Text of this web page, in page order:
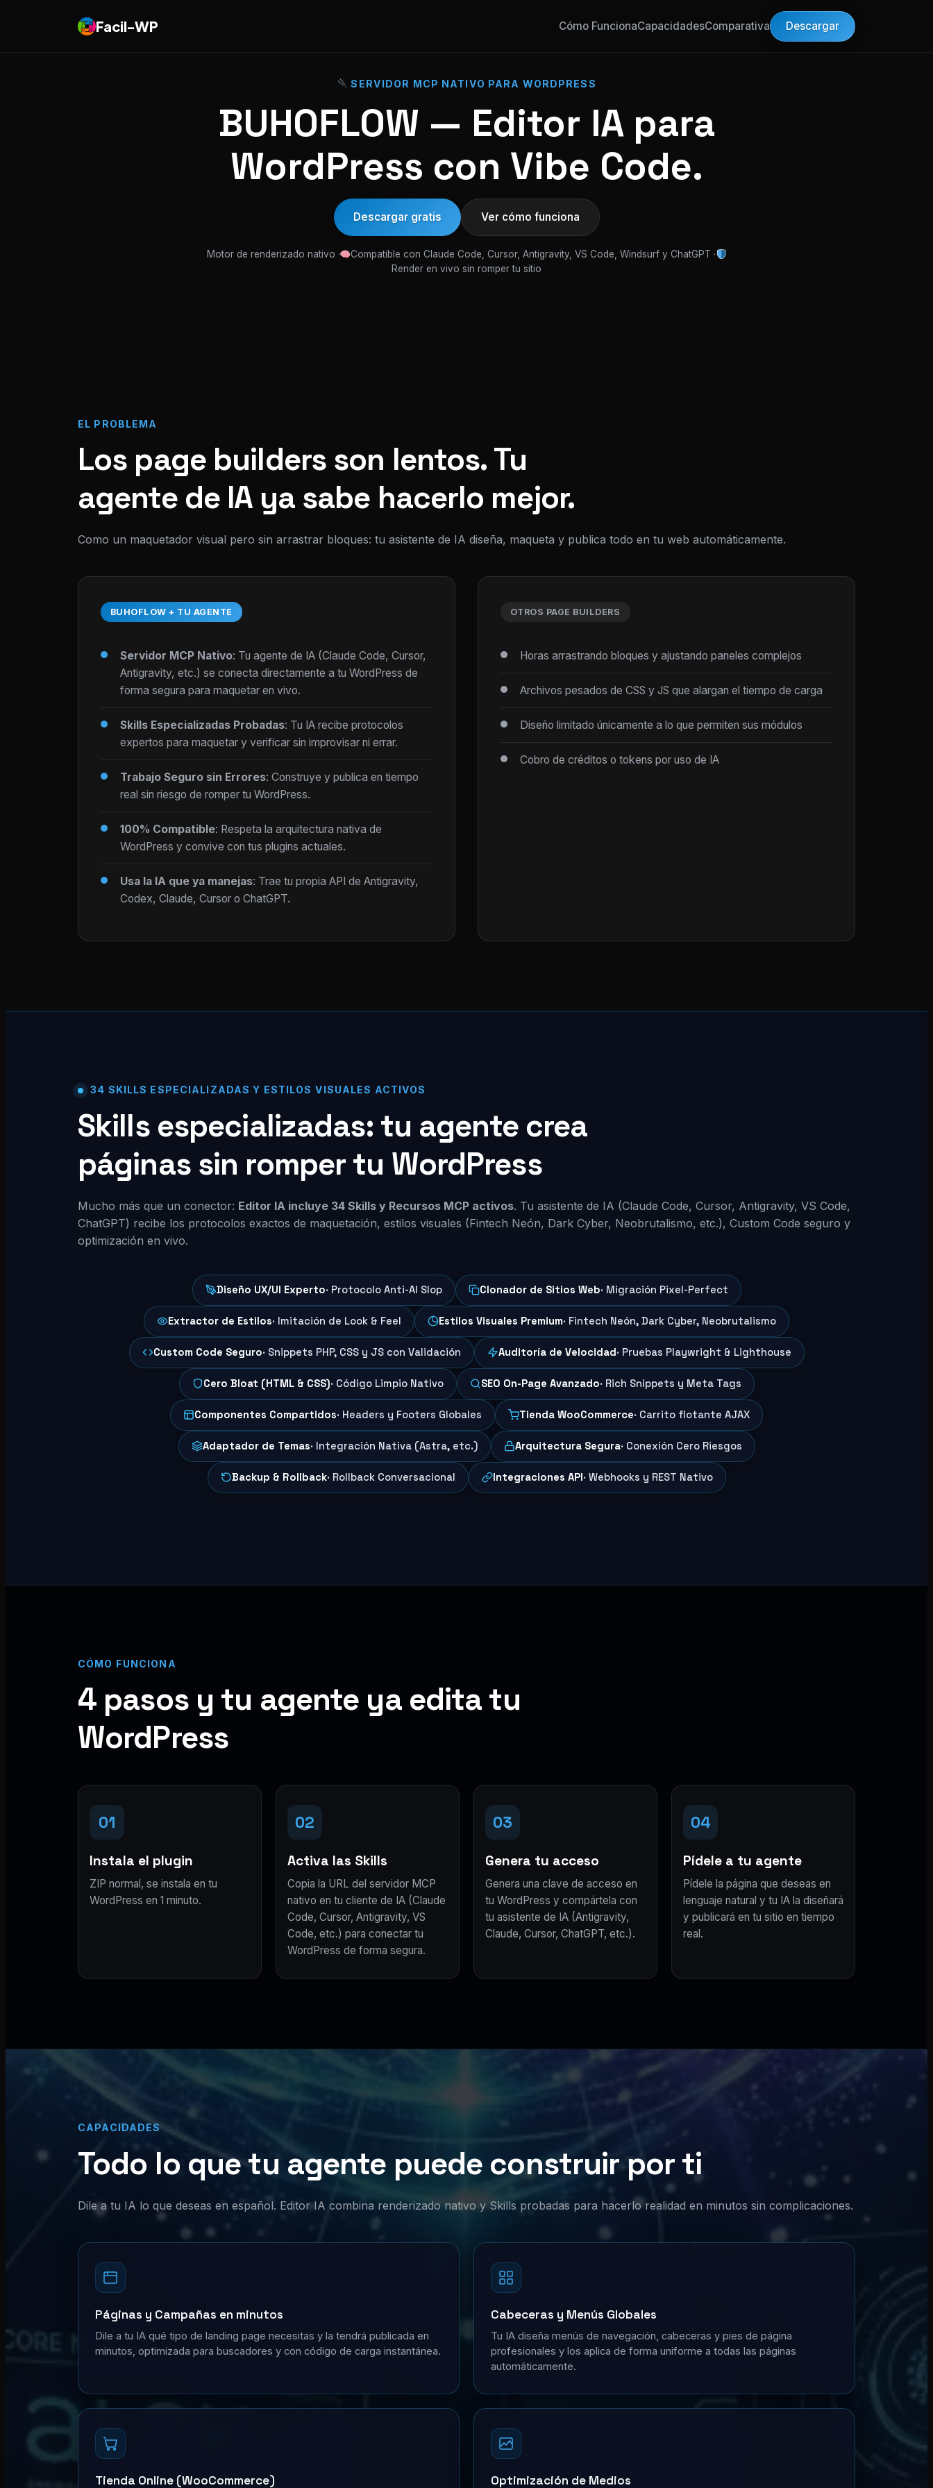
Facil-WP Cómo FuncionaCapacidadesComparativa Descargar
SERVIDOR MCP NATIVO PARA WORDPRESS
BUHOFLOW — Editor IA para
WordPress con Vibe Code.
Descargar gratis Ver cómo funciona
Motor de renderizado nativo ·
Compatible con Claude Code, Cursor, Antigravity, VS Code, Windsurf y ChatGPT ·
Render en vivo sin romper tu sitio
EL PROBLEMA
Los page builders son lentos. Tu
agente de IA ya sabe hacerlo mejor.
Como un maquetador visual pero sin arrastrar bloques: tu asistente de IA diseña, maqueta y publica todo en tu web automáticamente.
BUHOFLOW + TU AGENTE
Servidor MCP Nativo: Tu agente de IA (Claude Code, Cursor,
Antigravity, etc.) se conecta directamente a tu WordPress de
forma segura para maquetar en vivo.
Skills Especializadas Probadas: Tu IA recibe protocolos
expertos para maquetar y verificar sin improvisar ni errar.
Trabajo Seguro sin Errores: Construye y publica en tiempo
real sin riesgo de romper tu WordPress.
100% Compatible: Respeta la arquitectura nativa de
WordPress y convive con tus plugins actuales.
Usa la IA que ya manejas: Trae tu propia API de Antigravity,
Codex, Claude, Cursor o ChatGPT.
OTROS PAGE BUILDERS
Horas arrastrando bloques y ajustando paneles complejos
Archivos pesados de CSS y JS que alargan el tiempo de carga
Diseño limitado únicamente a lo que permiten sus módulos
Cobro de créditos o tokens por uso de IA
34 SKILLS ESPECIALIZADAS Y ESTILOS VISUALES ACTIVOS
Skills especializadas: tu agente crea
páginas sin romper tu WordPress
Mucho más que un conector: Editor IA incluye 34 Skills y Recursos MCP activos. Tu asistente de IA (Claude Code, Cursor, Antigravity, VS Code,
ChatGPT) recibe los protocolos exactos de maquetación, estilos visuales (Fintech Neón, Dark Cyber, Neobrutalismo, etc.), Custom Code seguro y
optimización en vivo.
Diseño UX/UI Experto· Protocolo Anti-AI Slop Clonador de Sitios Web· Migración Pixel-Perfect
Extractor de Estilos· Imitación de Look & Feel Estilos Visuales Premium· Fintech Neón, Dark Cyber, Neobrutalismo
Custom Code Seguro· Snippets PHP, CSS y JS con Validación Auditoría de Velocidad· Pruebas Playwright & Lighthouse
Cero Bloat (HTML & CSS)· Código Limpio Nativo SEO On-Page Avanzado· Rich Snippets y Meta Tags
Componentes Compartidos· Headers y Footers Globales Tienda WooCommerce· Carrito flotante AJAX
Adaptador de Temas· Integración Nativa (Astra, etc.) Arquitectura Segura· Conexión Cero Riesgos
Backup & Rollback· Rollback Conversacional Integraciones API· Webhooks y REST Nativo
CÓMO FUNCIONA
4 pasos y tu agente ya edita tu
WordPress
01
Instala el plugin
ZIP normal, se instala en tu
WordPress en 1 minuto.
02
Activa las Skills
Copia la URL del servidor MCP
nativo en tu cliente de IA (Claude
Code, Cursor, Antigravity, VS
Code, etc.) para conectar tu
WordPress de forma segura.
03
Genera tu acceso
Genera una clave de acceso en
tu WordPress y compártela con
tu asistente de IA (Antigravity,
Claude, Cursor, ChatGPT, etc.).
04
Pídele a tu agente
Pídele la página que deseas en
lenguaje natural y tu IA la diseñará
y publicará en tu sitio en tiempo
real.
CAPACIDADES
Todo lo que tu agente puede construir por ti
Dile a tu IA lo que deseas en español. Editor IA combina renderizado nativo y Skills probadas para hacerlo realidad en minutos sin complicaciones.
Páginas y Campañas en minutos
Dile a tu IA qué tipo de landing page necesitas y la tendrá publicada en
minutos, optimizada para buscadores y con código de carga instantánea.
Cabeceras y Menús Globales
Tu IA diseña menús de navegación, cabeceras y pies de página
profesionales y los aplica de forma uniforme a todas las páginas
automáticamente.
Tienda Online (WooCommerce) Optimización de Medios